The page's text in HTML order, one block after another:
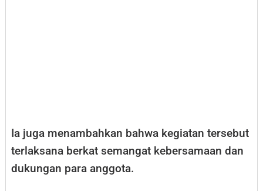
Ia juga menambahkan bahwa kegiatan tersebut
terlaksana berkat semangat kebersamaan dan
dukungan para anggota.